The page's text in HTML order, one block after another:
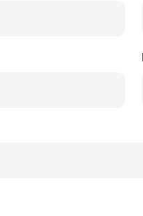
лобка (не на слизистой, а в
могло